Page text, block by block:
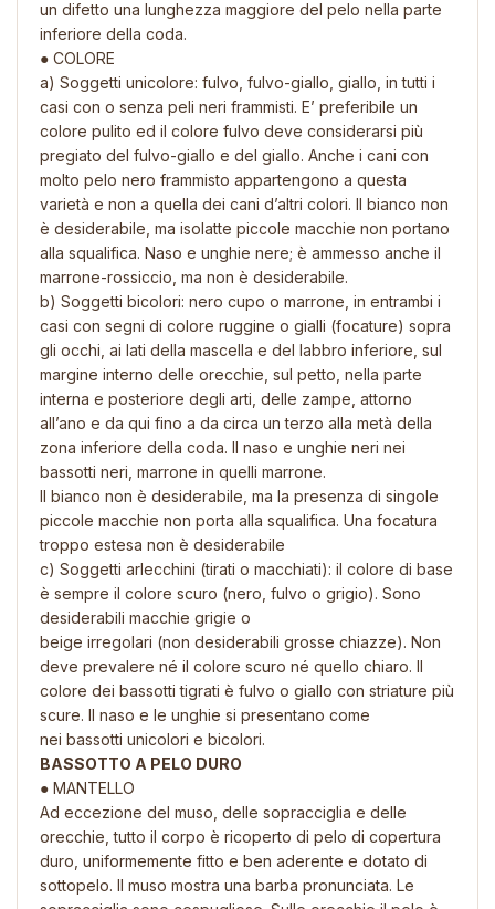
un difetto una lunghezza maggiore del pelo nella parte
inferiore della coda.
● COLORE
a) Soggetti unicolore: fulvo, fulvo-giallo, giallo, in tutti i
casi con o senza peli neri frammisti. E’ preferibile un
colore pulito ed il colore fulvo deve considerarsi più
pregiato del fulvo-giallo e del giallo. Anche i cani con
molto pelo nero frammisto appartengono a questa
varietà e non a quella dei cani d’altri colori. Il bianco non
è desiderabile, ma isolatte piccole macchie non portano
alla squalifica. Naso e unghie nere; è ammesso anche il
marrone-rossiccio, ma non è desiderabile.
b) Soggetti bicolori: nero cupo o marrone, in entrambi i
casi con segni di colore ruggine o gialli (focature) sopra
gli occhi, ai lati della mascella e del labbro inferiore, sul
margine interno delle orecchie, sul petto, nella parte
interna e posteriore degli arti, delle zampe, attorno
all’ano e da qui fino a da circa un terzo alla metà della
zona inferiore della coda. Il naso e unghie neri nei
bassotti neri, marrone in quelli marrone.
Il bianco non è desiderabile, ma la presenza di singole
piccole macchie non porta alla squalifica. Una focatura
troppo estesa non è desiderabile
c) Soggetti arlecchini (tirati o macchiati): il colore di base
è sempre il colore scuro (nero, fulvo o grigio). Sono
desiderabili macchie grigie o
beige irregolari (non desiderabili grosse chiazze). Non
deve prevalere né il colore scuro né quello chiaro. Il
colore dei bassotti tigrati è fulvo o giallo con striature più
scure. Il naso e le unghie si presentano come
nei bassotti unicolori e bicolori.
BASSOTTO A PELO DURO
● MANTELLO
Ad eccezione del muso, delle sopracciglia e delle
orecchie, tutto il corpo è ricoperto di pelo di copertura
duro, uniformemente fitto e ben aderente e dotato di
sottopelo. Il muso mostra una barba pronunciata. Le